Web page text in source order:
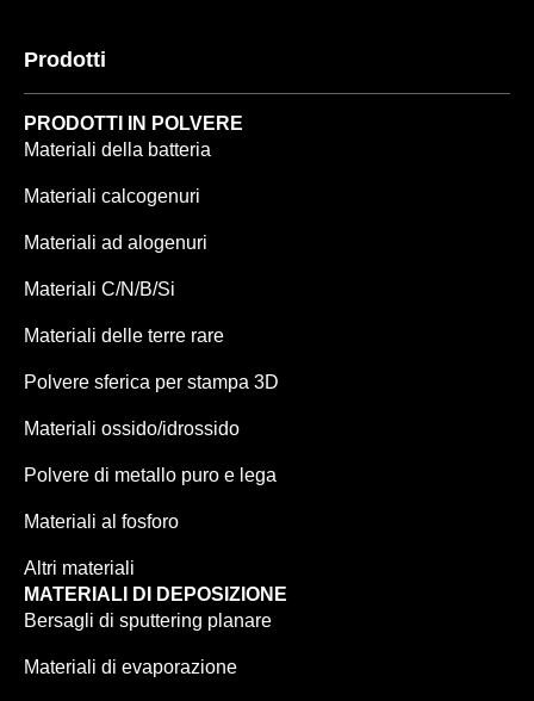
Prodotti
PRODOTTI IN POLVERE
Materiali della batteria
Materiali calcogenuri
Materiali ad alogenuri
Materiali C/N/B/Si
Materiali delle terre rare
Polvere sferica per stampa 3D
Materiali ossido/idrossido
Polvere di metallo puro e lega
Materiali al fosforo
Altri materiali
MATERIALI DI DEPOSIZIONE
Bersagli di sputtering planare
Materiali di evaporazione